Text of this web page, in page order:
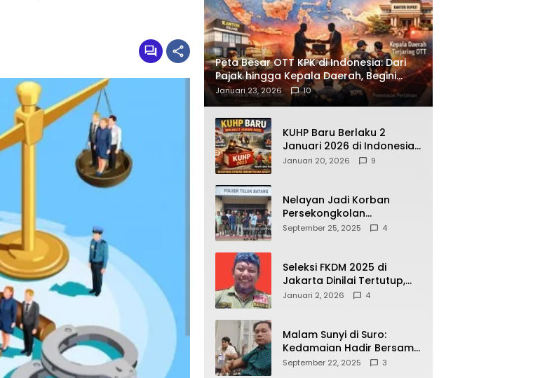
Peta Besar OTT KPK di Indonesia: Dari
Pajak hingga Kepala Daerah, Begini
Wajah Korupsi yang Terbongkar
Januari 23, 2026 10
KUHP Baru Berlaku 2
Januari 2026 di Indonesia,
Apa Dampaknya bagi
Dipahami Publik
Januari 20, 2026 9
Nelayan Jadi Korban
Persekongkolan
Penyelewengan BBM
September 25, 2025 4
Seleksi FKDM 2025 di
Jakarta Dinilai Tertutup,
Transparansi
Januari 2, 2026 4
Malam Sunyi di Suro:
Kedamaian Hadir Bersama
Secangkir Kopi Hangat
September 22, 2025 3